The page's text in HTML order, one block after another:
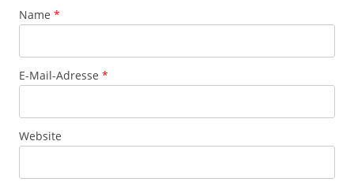
Name *
E-Mail-Adresse *
Website